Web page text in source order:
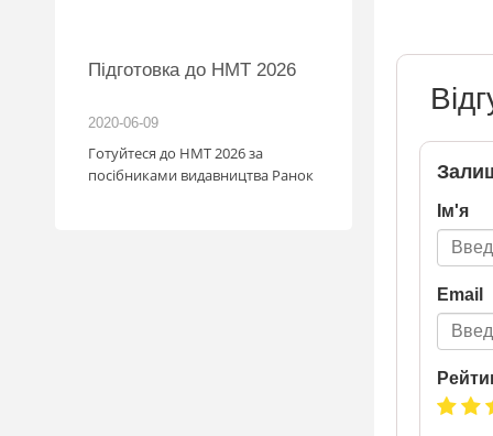
Підготовка до НМТ 2026
2020-06-09
Готуйтеся до НМТ 2026 за
посібниками видавництва Ранок
розігрують
Нова пошта та BMW
автомобіль!
власником нового
Період дії акції: 15.06
Механіка: отримуй
Новою поштою і
участь в розіграші
посилка = 1 шанс на
Максимальна
15 Реєстрація в
телефону Сторінка
акції: http://
Ім'я
Email